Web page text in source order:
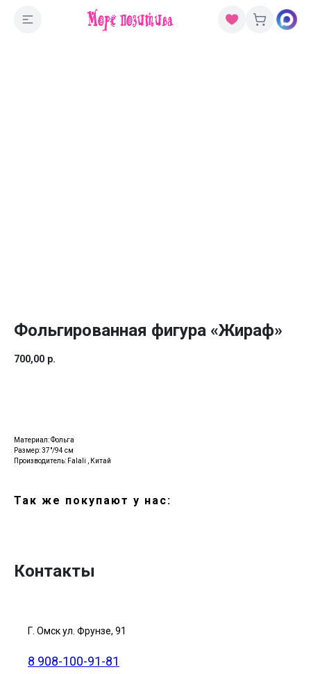
Фольгированная фигура «Жираф»
700,00 р.
Материал: Фольга
Размер: 37"/94 см
Производитель: Falali , Китай
Так же покупают у нас:
Контакты
Г. Омск ул. Фрунзе, 91
8 908-100-91-81